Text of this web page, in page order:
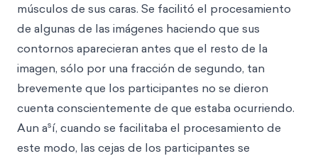
músculos de sus caras. Se facilitó el procesamiento
de algunas de las imágenes haciendo que sus
contornos aparecieran antes que el resto de la
imagen, sólo por una fracción de segundo, tan
brevemente que los participantes no se dieron
cuenta conscientemente de que estaba ocurriendo.
Aun así, cuando se facilitaba el procesamiento de
este modo, las cejas de los participantes se